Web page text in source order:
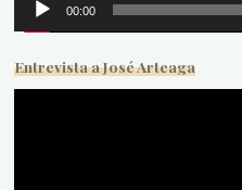
00:00
Entrevista a José Arteaga